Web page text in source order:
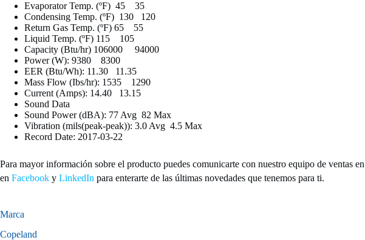
Evaporator Temp. (ºF) 45 35
Condensing Temp. (ºF) 130 120
Return Gas Temp. (ºF) 65 55
Liquid Temp. (ºF) 115 105
Capacity (Btu/hr) 106000 94000
Power (W): 9380 8300
EER (Btu/Wh): 11.30 11.35
Mass Flow (Ibs/hr): 1535 1290
Current (Amps): 14.40 13.15
Sound Data
Sound Power (dBA): 77 Avg 82 Max
Vibration (mils(peak-peak)): 3.0 Avg 4.5 Max
Record Date: 2017-03-22
Para mayor información sobre el producto puedes comunicarte con nuestro equipo de ventas en
en Facebook y LinkedIn para enterarte de las últimas novedades que tenemos para ti.
Marca
Copeland